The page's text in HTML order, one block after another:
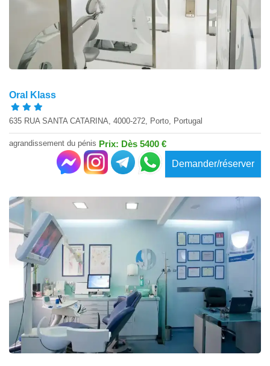
Oral Klass
635 RUA SANTA CATARINA, 4000-272, Porto, Portugal
agrandissement du pénis Prix: Dès 5400 €
Demander/réserver